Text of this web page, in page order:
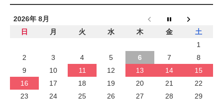
2026年 8月
日
月 火 水 木 金
土
1
2
3 4 5 6 7
8
9
10 11 12 13 14
15
16
17 18 19 20 21
22
23
24 25 26 27 28
29